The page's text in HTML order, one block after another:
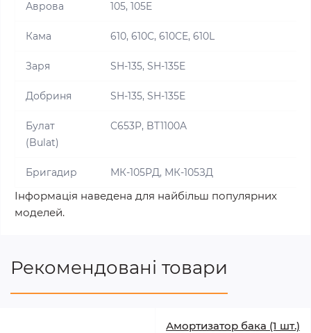
Аврова 105, 105E
Кама 610, 610С, 610CE, 610L
Заря SH-135, SH-135E
Добриня SH-135, SH-135E
Булат
(Bulat)
C653P, BT1100A
Бригадир МК-105РД, МК-105ЗД
Інформація наведена для найбільш популярних
моделей.
Рекомендовані товари
Амортизатор бака (1 шт.)